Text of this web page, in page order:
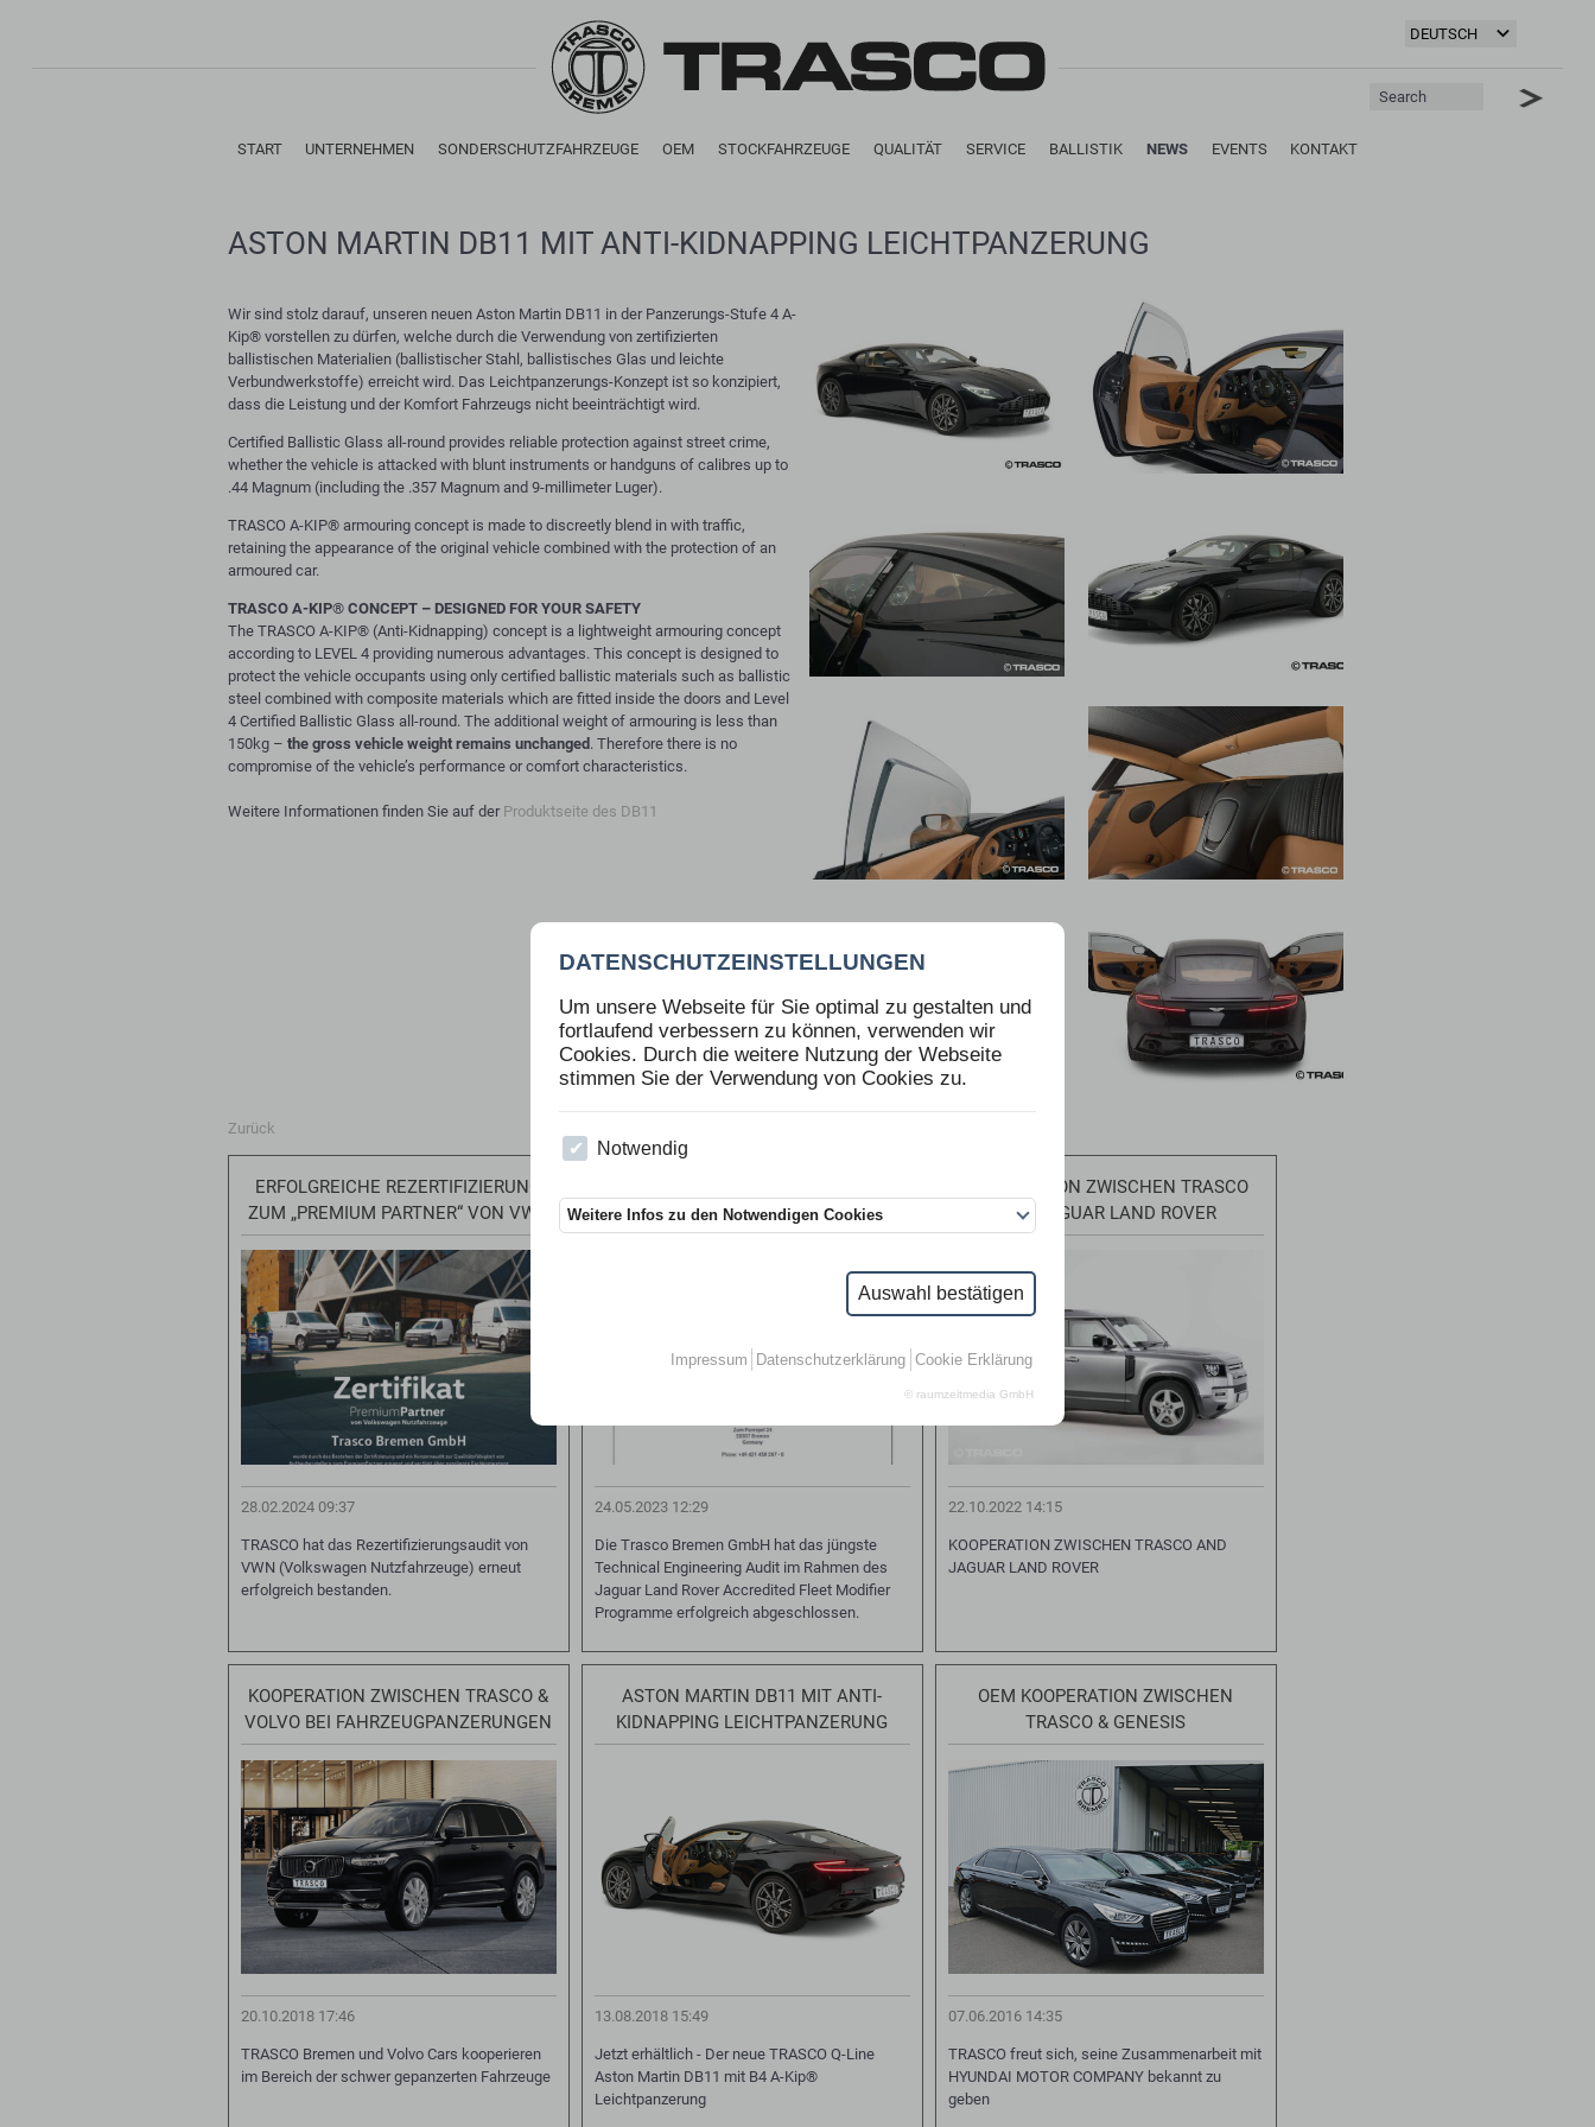
DATENSCHUTZEINSTELLUNGEN
Um unsere Webseite für Sie optimal zu gestalten und
fortlaufend verbessern zu können, verwenden wir
Cookies. Durch die weitere Nutzung der Webseite
stimmen Sie der Verwendung von Cookies zu.
Notwendig
Weitere Infos zu den Notwendigen Cookies
Auswahl bestätigen
Impressum Datenschutzerklärung Cookie Erklärung
© raumzeitmedia GmbH
Navigation
START UNTERNEHMEN SONDERSCHUTZFAHRZEUGE OEM STOCKFAHRZEUGE QUALITÄT SERVICE BALLISTIK NEWS EVENTS KONTAKT
ASTON MARTIN DB11 MIT ANTI-KIDNAPPING LEICHTPANZERUNG
Wir sind stolz darauf, unseren neuen Aston Martin DB11 in der Panzerungs-Stufe 4 A-
Kip® vorstellen zu dürfen, welche durch die Verwendung von zertifizierten
ballistischen Materialien (ballistischer Stahl, ballistisches Glas und leichte
Verbundwerkstoffe) erreicht wird. Das Leichtpanzerungs-Konzept ist so konzipiert,
dass die Leistung und der Komfort Fahrzeugs nicht beeinträchtigt wird.
Certified Ballistic Glass all-round provides reliable protection against street crime,
whether the vehicle is attacked with blunt instruments or handguns of calibres up to
.44 Magnum (including the .357 Magnum and 9-millimeter Luger).
TRASCO A-KIP® armouring concept is made to discreetly blend in with traffic,
retaining the appearance of the original vehicle combined with the protection of an
armoured car.
TRASCO A-KIP® CONCEPT – DESIGNED FOR YOUR SAFETY
The TRASCO A-KIP® (Anti-Kidnapping) concept is a lightweight armouring concept
according to LEVEL 4 providing numerous advantages. This concept is designed to
protect the vehicle occupants using only certified ballistic materials such as ballistic
steel combined with composite materials which are fitted inside the doors and Level
4 Certified Ballistic Glass all-round. The additional weight of armouring is less than
150kg – the gross vehicle weight remains unchanged . Therefore there is no
compromise of the vehicle’s performance or comfort characteristics.
Weitere Informationen finden Sie auf der Produktseite des DB11
Zurück
ERFOLGREICHE REZERTIFIZIERUNG
ZUM „PREMIUM PARTNER“ VON VWN
28.02.2024 09:37
TRASCO hat das Rezertifizierungsaudit von
VWN (Volkswagen Nutzfahrzeuge) erneut
erfolgreich bestanden.
RFOLGREICH AB
24.05.2023 12:29
Die Trasco Bremen GmbH hat das jüngste
Technical Engineering Audit im Rahmen des
Jaguar Land Rover Accredited Fleet Modifier
Programme erfolgreich abgeschlossen.
KOOPERATION ZWISCHEN TRASCO
AND JAGUAR LAND ROVER
22.10.2022 14:15
KOOPERATION ZWISCHEN TRASCO AND
JAGUAR LAND ROVER
KOOPERATION ZWISCHEN TRASCO &
VOLVO BEI FAHRZEUGPANZERUNGEN
20.10.2018 17:46
TRASCO Bremen und Volvo Cars kooperieren
im Bereich der schwer gepanzerten Fahrzeuge
ASTON MARTIN DB11 MIT ANTI-
KIDNAPPING LEICHTPANZERUNG
13.08.2018 15:49
Jetzt erhältlich - Der neue TRASCO Q-Line
Aston Martin DB11 mit B4 A-Kip®
Leichtpanzerung
OEM KOOPERATION ZWISCHEN
TRASCO & GENESIS
07.06.2016 14:35
TRASCO freut sich, seine Zusammenarbeit mit
HYUNDAI MOTOR COMPANY bekannt zu
geben